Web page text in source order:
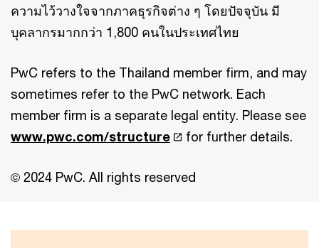
ความไว้วางใจจากภาคธุรกิจต่าง ๆ โดยปัจจุบัน มี
บุคลากรมากกว่า 1,800 คนในประเทศไทย
PwC refers to the Thailand member firm, and may
sometimes refer to the PwC network. Each
member firm is a separate legal entity. Please see
www.pwc.com/structure
for further details.
© 2024 PwC. All rights reserved